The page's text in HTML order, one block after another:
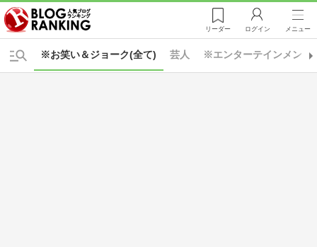
リーダー ログイン メニュー
※お笑い＆ジョーク(全て) ※エンターテインメント
芸人